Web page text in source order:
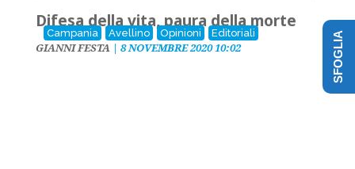
Campania Avellino Opinioni Editoriali
Difesa della vita, paura della morte
GIANNI FESTA| 8 NOVEMBRE 2020 10:02 SFOGLIA